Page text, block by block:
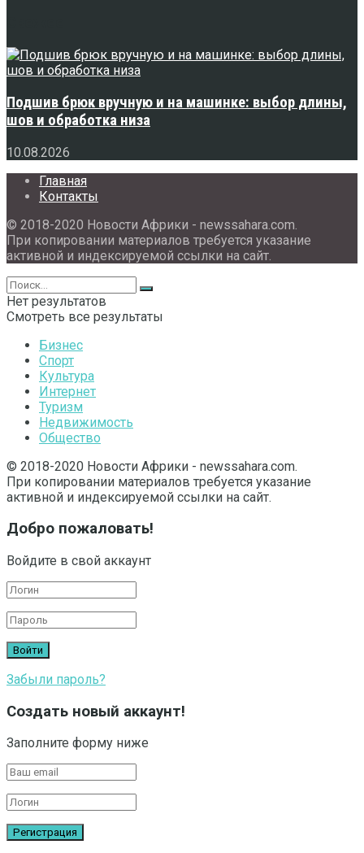
Подшив брюк вручную и на машинке: выбор длины,
шов и обработка низа
10.08.2026
Главная
Контакты
© 2018-2020 Новости Африки - newssahara.com.
При копировании материалов требуется указание
активной и индексируемой ссылки на сайт.
Нет результатов
Смотреть все результаты
Бизнес
Спорт
Культура
Интернет
Туризм
Недвижимость
Общество
© 2018-2020 Новости Африки - newssahara.com.
При копировании материалов требуется указание
активной и индексируемой ссылки на сайт.
Добро пожаловать!
Войдите в свой аккаунт
Забыли пароль?
Создать новый аккаунт!
Заполните форму ниже